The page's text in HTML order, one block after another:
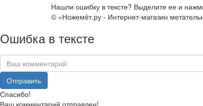
Нашли ошибку в тексте? Выделите ее и
© «Ножемёт.ру - Интернет-магазин
Ошибка в тексте
Спасибо!
Ваш комментарий отправлен!